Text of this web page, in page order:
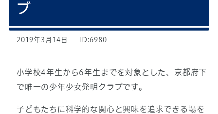
ブ
2019年3月14日 ID:6980
小学校4年生から6年生までを対象とした、京都府下
で唯一の少年少女発明クラブです。
子どもたちに科学的な関心と興味を追求できる場を